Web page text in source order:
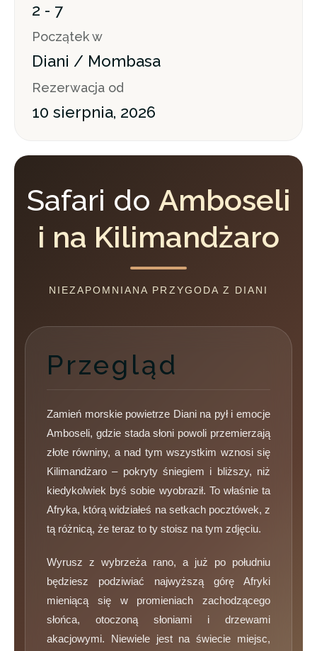
2 - 7
Początek w
Diani / Mombasa
Rezerwacja od
10 sierpnia, 2026
Safari do Amboseli
i na Kilimandżaro
NIEZAPOMNIANA PRZYGODA Z DIANI
Przegląd
Zamień morskie powietrze Diani na pył i emocje
Amboseli, gdzie stada słoni powoli przemierzają
złote równiny, a nad tym wszystkim wznosi się
Kilimandżaro – pokryty śniegiem i bliższy, niż
kiedykolwiek byś sobie wyobraził. To właśnie ta
Afryka, którą widziałeś na setkach pocztówek, z
tą różnicą, że teraz to ty stoisz na tym zdjęciu.
Wyrusz z wybrzeża rano, a już po południu
będziesz podziwiać najwyższą górę Afryki
mieniącą się w promieniach zachodzącego
słońca, otoczoną słoniami i drzewami
akacjowymi. Niewiele jest na świecie miejsc,